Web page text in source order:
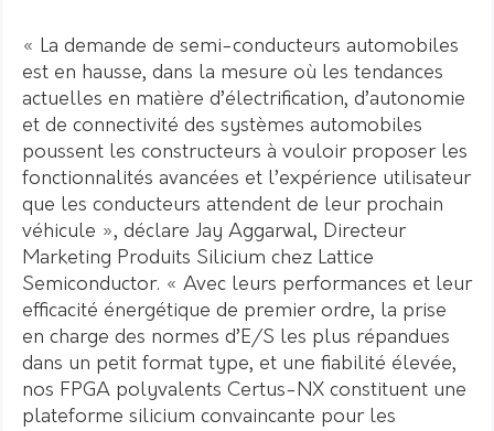
« La demande de semi-conducteurs automobiles
est en hausse, dans la mesure où les tendances
actuelles en matière d’électrification, d’autonomie
et de connectivité des systèmes automobiles
poussent les constructeurs à vouloir proposer les
fonctionnalités avancées et l’expérience utilisateur
que les conducteurs attendent de leur prochain
véhicule », déclare Jay Aggarwal, Directeur
Marketing Produits Silicium chez Lattice
Semiconductor. « Avec leurs performances et leur
efficacité énergétique de premier ordre, la prise
en charge des normes d’E/S les plus répandues
dans un petit format type, et une fiabilité élevée,
nos FPGA polyvalents Certus-NX constituent une
plateforme silicium convaincante pour les